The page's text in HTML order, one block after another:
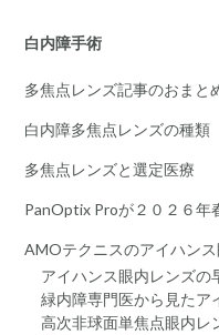
白内障手術
多焦点レンズ記事のおまと
白内障多焦点レンズの種類
多焦点レンズと選定医療
PanOptix Proが２０２６年
AMOテクニスのアイハン
アイハンス眼内レンズの
緑内障専門医から見たア
高次非球面単焦点眼内レ